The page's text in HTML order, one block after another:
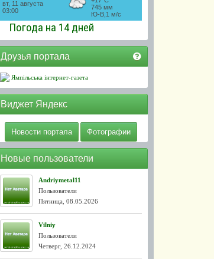
Погода на 14 дней
Друзья портала
Ямпільська інтернет-газета
Виджет Яндекс
Новости портала Фотографии
Новые пользователи
Andriymetal11
Пользователи
Пятница, 08.05.2026
Vilniy
Пользователи
Четверг, 26.12.2024